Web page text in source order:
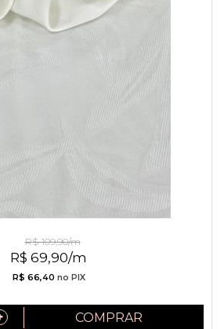
R$ 69,90/m
R$ 109,90/m
R$ 66,40 no PIX
COMPRAR